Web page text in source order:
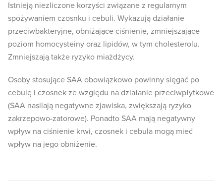
Istnieją niezliczone korzyści związane z regularnym
spożywaniem czosnku i cebuli. Wykazują działanie
przeciwbakteryjne, obniżające ciśnienie, zmniejszające
poziom homocysteiny oraz lipidów, w tym cholesterolu.
Zmniejszają także ryzyko miażdżycy.
Osoby stosujące SAA obowiązkowo powinny sięgać po
cebulę i czosnek ze względu na działanie przeciwpłytkowe
(SAA nasilają negatywne zjawiska, zwiększają ryzyko
zakrzepowo-zatorowe). Ponadto SAA mają negatywny
wpływ na ciśnienie krwi, czosnek i cebula mogą mieć
wpływ na jego obniżenie.